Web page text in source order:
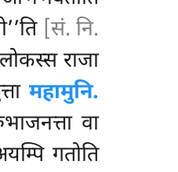
[सं. नि.
राजा
महामुनि.
वा
गतोति